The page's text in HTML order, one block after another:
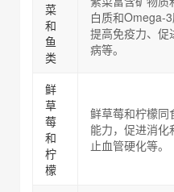
菜
和
鱼
类
白质和Omega-
提高免疫力、促
病等。
鲜
草
莓
和
柠
檬
鲜草莓和柠檬同
能力，促进消
止血管硬化等。